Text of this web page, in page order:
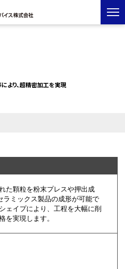
により、超精密加工を実現
た顆粒を粉末プレスや押出成
ラミックス製品の成形が可能で
ェイプにより、工程を大幅に削
を実現します。